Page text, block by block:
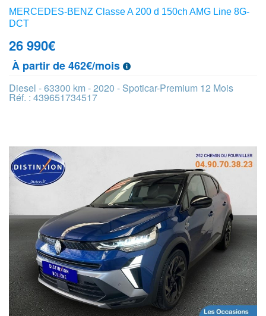
MERCEDES-BENZ Classe A 200 d 150ch AMG Line 8G-
DCT
26 990€
À partir de 462€/mois
Diesel - 63300 km - 2020 - Spoticar-Premium 12 Mois
Réf. : 439651734517